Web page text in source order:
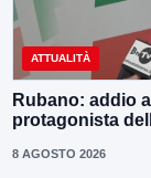
ATTUALITÀ
Rubano: addio
protagonista
8 AGOSTO 2026